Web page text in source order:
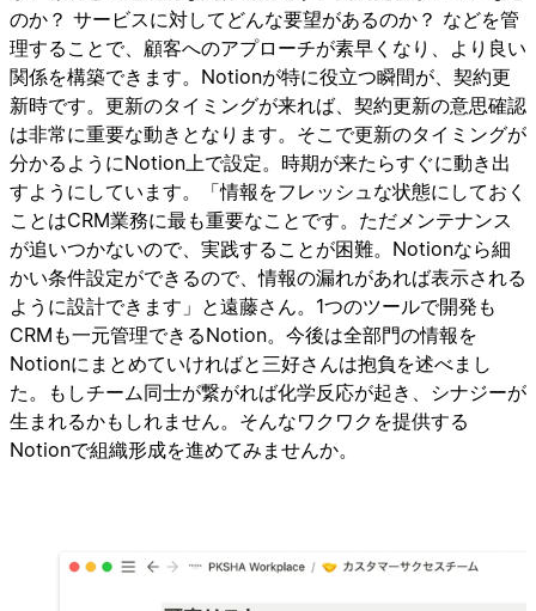
のか？ サービスに対してどんな要望があるのか？ などを管
理することで、顧客へのアプローチが素早くなり、より良い
関係を構築できます。Notionが特に役立つ瞬間が、契約更
新時です。更新のタイミングが来れば、契約更新の意思確認
は非常に重要な動きとなります。そこで更新のタイミングが
分かるようにNotion上で設定。時期が来たらすぐに動き出
すようにしています。「情報をフレッシュな状態にしておく
ことはCRM業務に最も重要なことです。ただメンテナンス
が追いつかないので、実践することが困難。Notionなら細
かい条件設定ができるので、情報の漏れがあれば表示される
ように設計できます」と遠藤さん。1つのツールで開発も
CRMも一元管理できるNotion。今後は全部門の情報を
Notionにまとめていければと三好さんは抱負を述べまし
た。もしチーム同士が繋がれば化学反応が起き、シナジーが
生まれるかもしれません。そんなワクワクを提供する
Notionで組織形成を進めてみませんか。